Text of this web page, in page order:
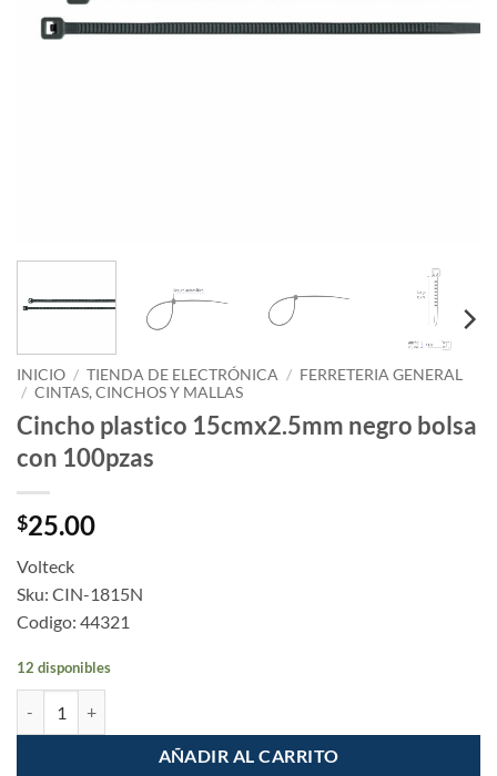
INICIO / TIENDA DE ELECTRÓNICA / FERRETERIA GENERAL
/ CINTAS, CINCHOS Y MALLAS
Cincho plastico 15cmx2.5mm negro bolsa
con 100pzas
$25.00
Volteck
Sku: CIN-1815N
Codigo: 44321
12 disponibles
AÑADIR AL CARRITO